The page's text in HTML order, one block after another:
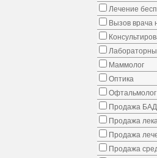
Лечение
Вызов врача
Маммолог
Оптика
Офтальмолог
Продажа
Продажа
Продажа
Продажа